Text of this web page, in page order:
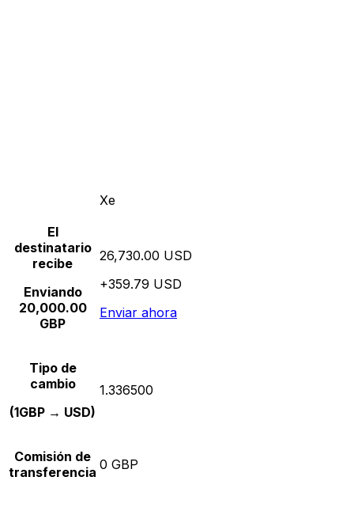
Xe
El
destinatario
recibe
Enviando
20,000.00
GBP
26,730.00 USD
+359.79 USD
Enviar ahora
Tipo de
cambio
(1GBP → USD)
1.336500
Comisión de
transferencia 0 GBP